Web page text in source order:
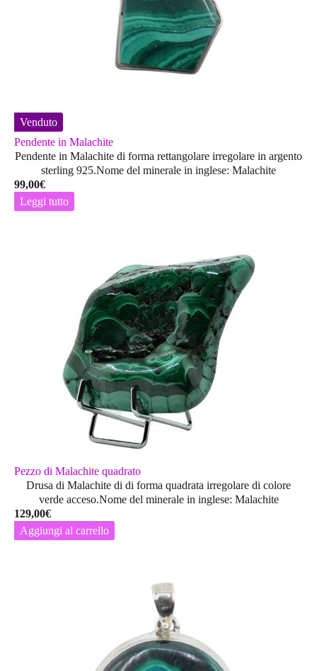
Venduto
Pendente in Malachite
Pendente in Malachite di forma rettangolare irregolare in argento
sterling 925.Nome del minerale in inglese: Malachite
99,00€
Leggi tutto
Pezzo di Malachite quadrato
Drusa di Malachite di di forma quadrata irregolare di colore
verde acceso.Nome del minerale in inglese: Malachite
129,00€
Aggiungi al carrello